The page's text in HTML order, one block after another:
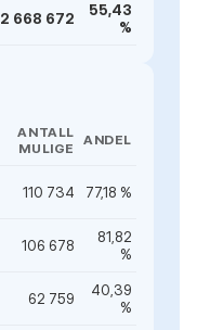
2 668 672
55,43
%
ANTALL
MULIGE
ANDEL
110 734 77,18 %
106 678
81,82
%
62 759
40,39
%